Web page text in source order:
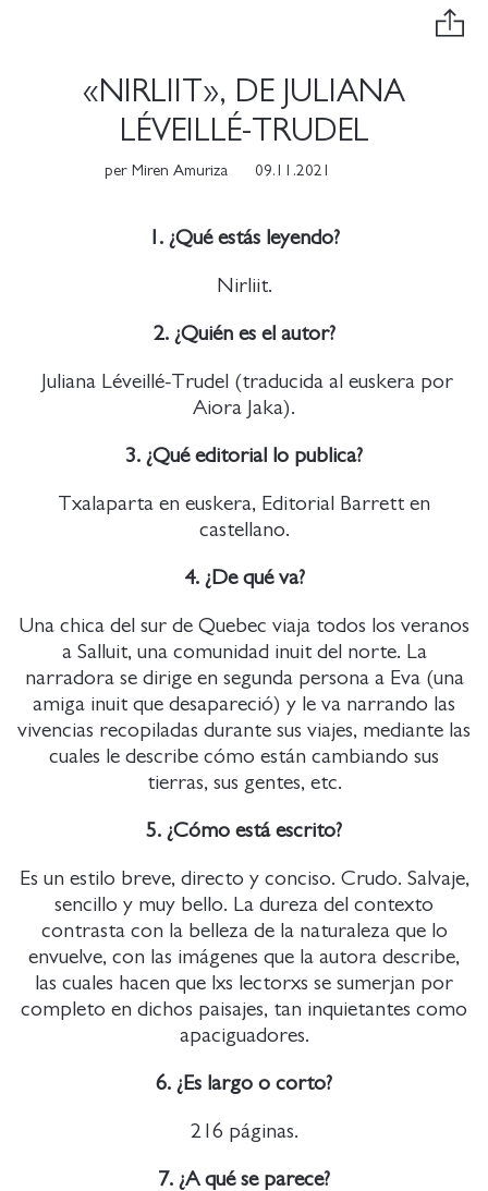
«NIRLIIT», DE JULIANA
LÉVEILLÉ-TRUDEL
per Miren Amuriza 09.11.2021
1. ¿Qué estás leyendo?
Nirliit.
2. ¿Quién es el autor?
Juliana Léveillé-Trudel (traducida al euskera por
Aiora Jaka).
3. ¿Qué editorial lo publica?
Txalaparta en euskera, Editorial Barrett en
castellano.
4. ¿De qué va?
Una chica del sur de Quebec viaja todos los veranos
a Salluit, una comunidad inuit del norte. La
narradora se dirige en segunda persona a Eva (una
amiga inuit que desapareció) y le va narrando las
vivencias recopiladas durante sus viajes, mediante las
cuales le describe cómo están cambiando sus
tierras, sus gentes, etc.
5. ¿Cómo está escrito?
Es un estilo breve, directo y conciso. Crudo. Salvaje,
sencillo y muy bello. La dureza del contexto
contrasta con la belleza de la naturaleza que lo
envuelve, con las imágenes que la autora describe,
las cuales hacen que lxs lectorxs se sumerjan por
completo en dichos paisajes, tan inquietantes como
apaciguadores.
6. ¿Es largo o corto?
216 páginas.
7. ¿A qué se parece?